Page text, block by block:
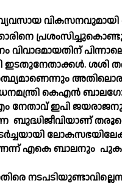
വികസനവുമായി
വിവാദമായതിന്
ഇടതുനേതാക്കള്‍. ശശി
ധനമന്ത്രി കെഎന്‍
നേതാവ് ഇപി
ബുദ്ധിജീവിയാണ്
എകെ ബാലനും